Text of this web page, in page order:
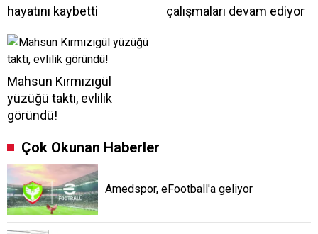
hayatını kaybetti
çalışmaları devam ediyor
Mahsun Kırmızıgül
yüzüğü taktı, evlilik
göründü!
Çok Okunan Haberler
Amedspor, eFootball'a geliyor